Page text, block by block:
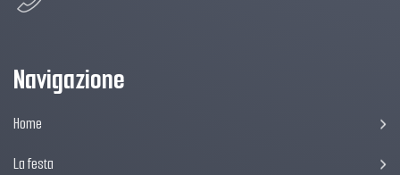
Navigazione
Home
La festa